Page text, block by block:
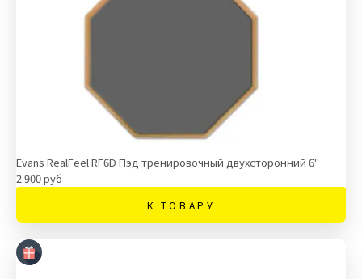
Evans RealFeel RF6D Пэд тренировочный двухсторонний 6"
2 900 руб
К ТОВАРУ